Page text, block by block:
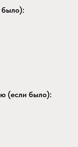
было):
(если было):